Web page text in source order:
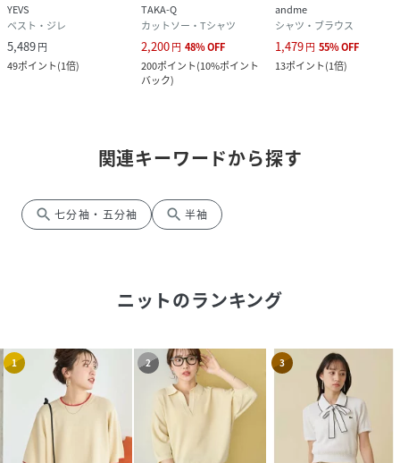
YEVS
ベスト・ジレ
5,489円
49ポイント(1倍)
TAKA-Q
カットソー・Tシャツ
2,200円 48%OFF
200ポイント(10%ポイント
バック)
andme
シャツ・ブラウス
1,479円 55%OFF
13ポイント(1倍)
関連キーワードから探す
search 七分袖・五分袖 search 半袖
ニットのランキング
1 2 3